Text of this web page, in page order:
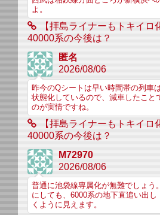
よ。
【拝島ライナーもトキイロ
40000系の今後は？
匿名
2026/08/06
昨今のQシートは早い時間帯の列車
状態化しているので、減車したこと
のが実情ですね。
【拝島ライナーもトキイロ
40000系の今後は？
M72970
2026/08/06
普通に池袋線専属化が無難でしょう
にしても、6000系の地下直追い出
くように見えます。